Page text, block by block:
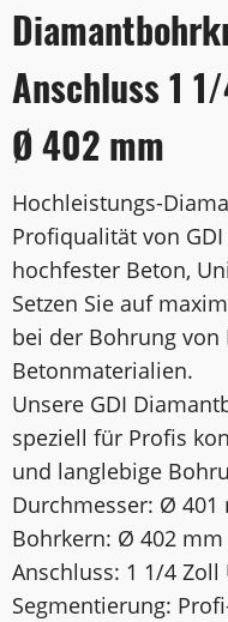
Anschluss 1
Ø 402 mm
Hochleistungs-
Profiqualität von
hochfester Beton,
Setzen Sie auf
bei der Bohrung
Betonmaterialien.
Unsere GDI
speziell für Profis
und langlebige
Durchmesser: Ø 401
Bohrkern: Ø 402 mm
Anschluss: 1 1/4 Zoll
Segmentierung: